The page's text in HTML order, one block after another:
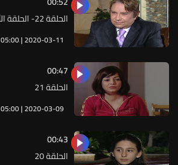
05:00 | 2020-03-11
الحلقة 22- الحلقة الأخيرة
05:00 | 2020-03-09
الحلقة 21
00:47
الحلقة 20
00:43